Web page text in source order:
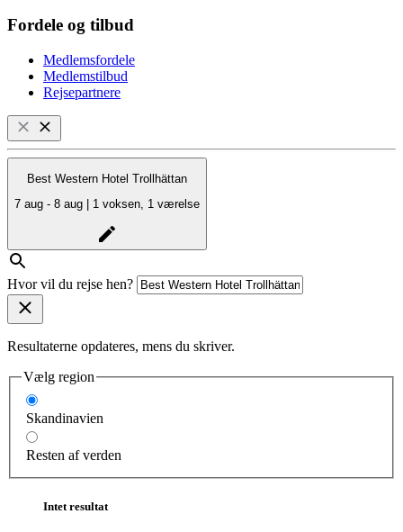
Fordele og tilbud
Medlemsfordele
Medlemstilbud
Rejsepartnere
Best Western Hotel Trollhättan
7 aug - 8 aug | 1 voksen, 1 værelse
Hvor vil du rejse hen?
Resultaterne opdateres, mens du skriver.
Vælg region
Skandinavien
Resten af verden
Intet resultat